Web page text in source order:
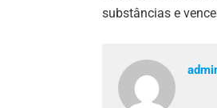
substâncias e